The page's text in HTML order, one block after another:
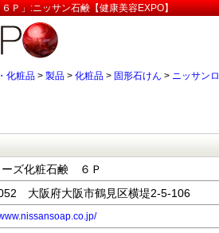
Ｐ」:ニッサン石鹸【健康美容EXPO】
化粧品 > 製品 > 化粧品 > 固形石けん > ニッサン
ーズ化粧石鹸 ６Ｐ
大阪府大阪市鶴見区横堤2-5-106